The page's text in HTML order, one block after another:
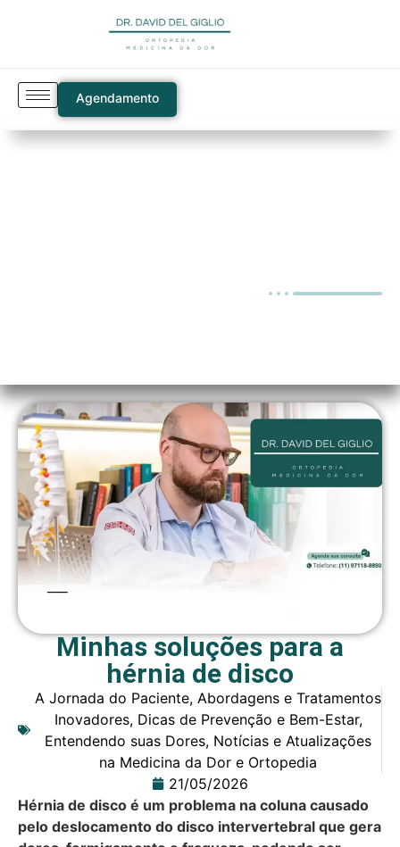
Agendamento
Minhas soluções para a
hérnia de disco
A Jornada do Paciente, Abordagens e Tratamentos
Inovadores, Dicas de Prevenção e Bem-Estar,
Entendendo suas Dores, Notícias e Atualizações
na Medicina da Dor e Ortopedia
21/05/2026
Hérnia de disco é um problema na coluna causado
pelo deslocamento do disco intervertebral que gera